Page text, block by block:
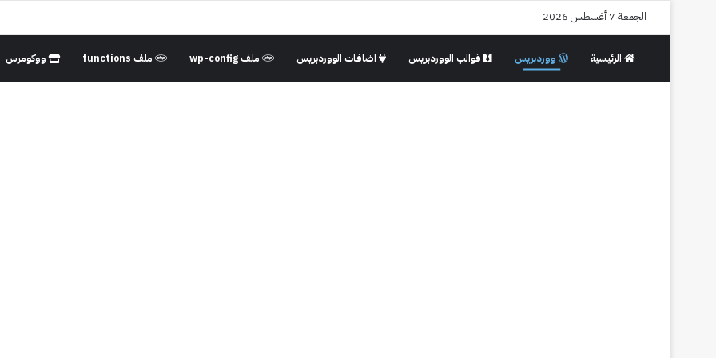
الجمعة 7 أغسطس 2026
الرئيسية ووردبريس قوالب الووردبريس اضافات الووردبريس ملف wp-config ملف functions ووكومرس